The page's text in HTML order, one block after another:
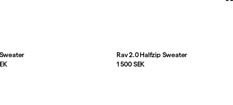
:
Rav 2.0 Halfzip Sweater
Pris:
1 500 SEK